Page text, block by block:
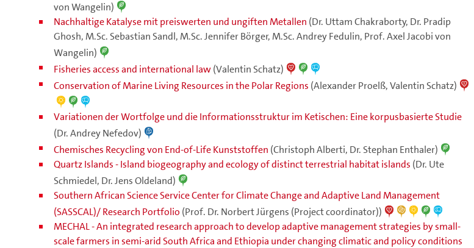
von Wangelin)
Nachhaltige Katalyse mit preiswerten und ungiften Metallen (Dr. Uttam Chakraborty, Dr. Pradip
Ghosh, M.Sc. Sebastian Sandl, M.Sc. Jennifer Börger, M.Sc. Andrey Fedulin, Prof. Axel Jacobi von
Wangelin)
Fisheries access and international law(Valentin Schatz)
Conservation of Marine Living Resources in the Polar Regions (Alexander Proelß, Valentin Schatz)
Variationen der Wortfolge und die Informationsstruktur im Ketischen: Eine korpusbasierte Studie
(Dr. Andrey Nefedov)
Chemisches Recycling von End-of-Life Kunststoffen (Christoph Alberti, Dr. Stephan Enthaler)
Quartz Islands - Island biogeography and ecology of distinct terrestrial habitat islands (Dr. Ute
Schmiedel, Dr. Jens Oldeland)
Southern African Science Service Center for Climate Change and Adaptive Land Management
(SASSCAL)/ Research Portfolio (Prof. Dr. Norbert Jürgens (Project coordinator))
MECHAL - An integrated research approach to develop adaptive management strategies by small-
scale farmers in semi-arid South Africa and Ethiopia under changing climatic and policy conditions